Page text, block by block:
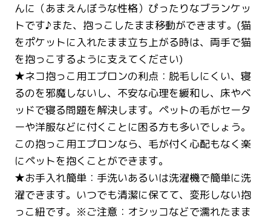
んに（あまえんぼうな性格）ぴったりなブランケッ
トです♪また、抱っこしたまま移動ができます。(猫
をポケットに入れたまま立ち上がる時は、両手で猫
を抱っこするように支えてください)
★ネコ抱っこ用エプロンの利点：脱毛しにくい、寝
るのを邪魔しないし、不安な心理を緩和し、床やベ
ッドで寝る問題を解決します。ペットの毛がセータ
ーや洋服などに付くことに困る方も多いでしょう。
この抱っこ用エプロンなら、毛が付く心配もなく楽
にペットを抱くことができます。
★お手入れ簡単：手洗いあるいは洗濯機で簡単に洗
濯できます。いつでも清潔に保てて、変形しない抱
っこ紐です。※ご注意：オシッコなどで濡れたまま